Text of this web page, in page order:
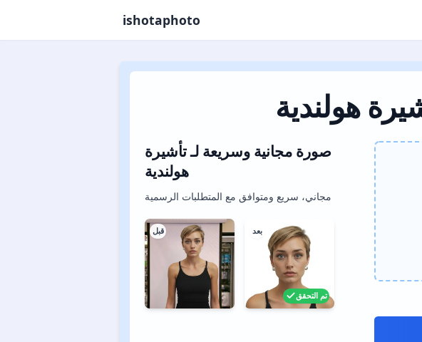
ishotaphoto
هولندية
صورة مجانية وسريعة لـ تأشيرة
هولندية
مجاني، سريع ومتوافق مع المتطلبات الرسمية
قبل بعد
تم التحقق